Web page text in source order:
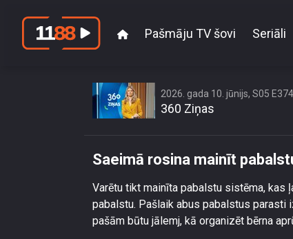
Pašmāju TV šovi Seriāli
2026. gada 10. jūnijs, S05 E374
360 Ziņas
Saeimā rosina mainīt
Varētu tikt mainīta pabalstu sistēma, kas
pabalstu. Pašlaik abus pabalstus parasti
pašām būtu jālemj, kā organizēt bērna